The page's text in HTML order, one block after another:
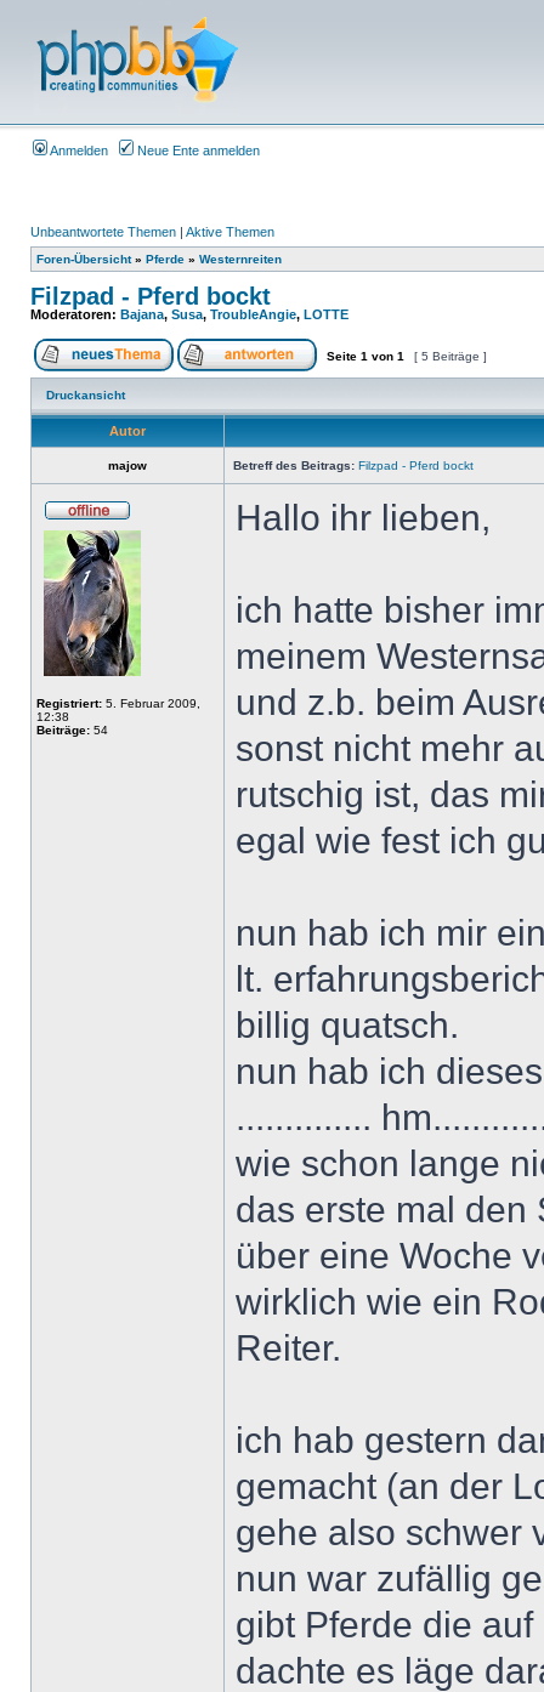
Anmelden Neue Ente anmelden
Unbeantwortete Themen | Aktive Themen
Foren-Übersicht» Pferde » Westernreiten
Filzpad - Pferd bockt
Moderatoren: Bajana, Susa, TroubleAngie, LOTTE
Seite 1 von 1 [ 5 Beiträge ]
Druckansicht
Autor
majow Betreff des Beitrags: Filzpad - Pferd bockt
Registriert: 5. Februar 2009,
12:38
Beiträge: 54
Hallo ihr lieben,
ich hatte bisher
meinem
und z.b. beim
sonst nicht mehr
rutschig ist, das
egal wie fest ich
nun hab ich mir
lt.
billig quatsch.
nun hab ich
..............
wie schon lange
das erste mal den
über eine Woche
wirklich wie ein
Reiter.
ich hab gestern
gemacht (an der
gehe also schwer
nun war zufällig
gibt Pferde die
dachte es läge